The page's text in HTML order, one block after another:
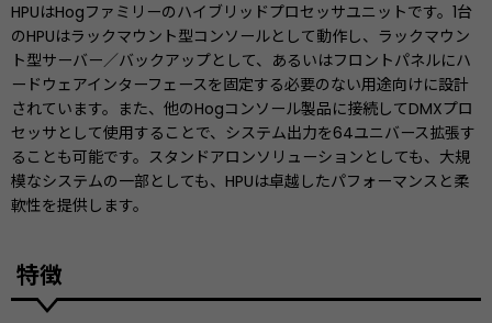
HPUはHogファミリーのハイブリッドプロセッサユニットです。1台
のHPUはラックマウント型コンソールとして動作し、ラックマウン
ト型サーバー／バックアップとして、あるいはフロントパネルにハ
ードウェアインターフェースを固定する必要のない用途向けに設計
されています。また、他のHogコンソール製品に接続してDMXプロ
セッサとして使用することで、システム出力を64ユニバース拡張す
ることも可能です。スタンドアロンソリューションとしても、大規
模なシステムの一部としても、HPUは卓越したパフォーマンスと柔
軟性を提供します。
特徴